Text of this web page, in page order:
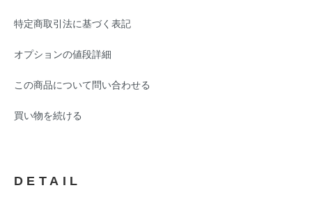
特定商取引法に基づく表記
オプションの値段詳細
この商品について問い合わせる
買い物を続ける
DETAIL